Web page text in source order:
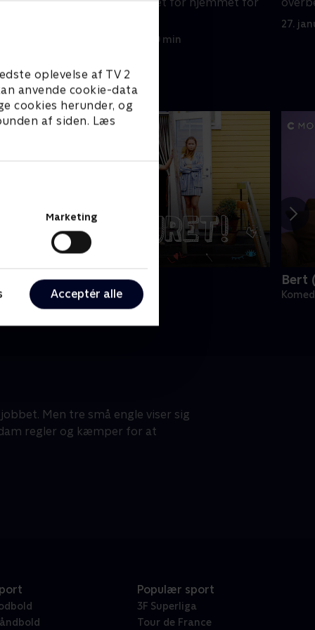
oplevelse af TV 2
anvende cookie-data
cookies herunder, og
af siden. Læs
Marketing
Acceptér alle
27. januar 2026 • 20 min
27.
Hold vejret
• 1 sæsoner
Bert
Men tre små engle viser sig
regler og kæmper for at
Populær sport
3F Superliga
Tour de France